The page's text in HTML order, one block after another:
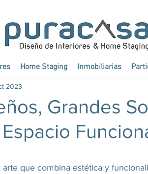
Grandes
2023
que combina estética y
Home Staging Inmobiliarias